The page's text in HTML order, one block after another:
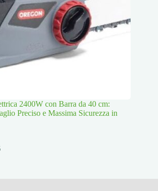
2400W con Barra da 40 cm:
Preciso e Massima Sicurezza in